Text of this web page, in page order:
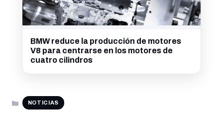
BMW reduce la producción de motores
V8 para centrarse en los motores de
cuatro cilindros
CATEGORÍAS
NOTICIAS